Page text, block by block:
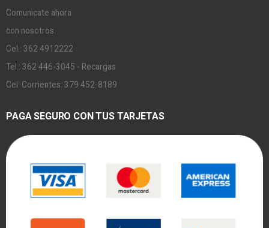
Comunicate ahora
con nosotros.
Cel.: 362 4912222
Tel.: 362 446-3045 - Recargas
Cel. Corrientes: 379 452-8189
PAGA SEGURO CON TUS TARJETAS